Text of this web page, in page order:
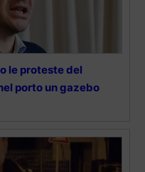
le proteste del
porto un gazebo